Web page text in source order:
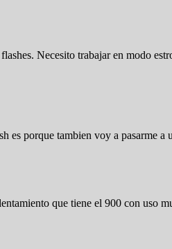
Necesito trabajar en modo
porque tambien voy a pasarme a
que tiene el 900 con uso